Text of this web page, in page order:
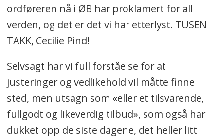
ordføreren nå i ØB har proklamert for all
verden, og det er det vi har etterlyst. TUSEN
TAKK, Cecilie Pind!
Selvsagt har vi full forståelse for at
justeringer og vedlikehold vil måtte finne
sted, men utsagn som «eller et tilsvarende,
fullgodt og likeverdig tilbud», som også har
dukket opp de siste dagene, det heller litt